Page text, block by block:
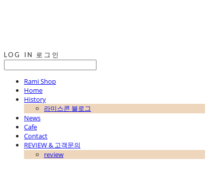
LOG IN 로그인
Rami Shop
Home
History
라미스콘 블로그
News
Cafe
Contact
REVIEW & 고객문의
review